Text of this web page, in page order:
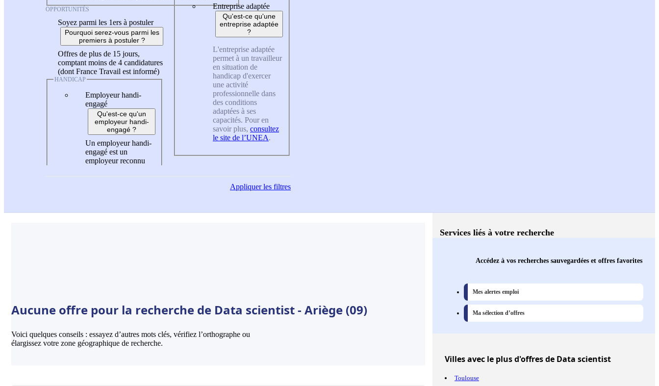
OPPORTUNITÉS
Soyez parmi les 1ers à postuler
Pourquoi serez-vous parmi les
premiers à postuler ?
Offres de plus de 15 jours,
comptant moins de 4 candidatures
(dont France Travail est informé)
HANDICAP
Employeur handi-
engagé
Qu'est-ce qu'un
employeur handi-
engagé ?
Un employeur handi-
engagé est un
employeur reconnu
Entreprise adaptée
Qu'est-ce qu'une
entreprise adaptée
?
L'entreprise adaptée
permet à un travailleur
en situation de
handicap d'exercer
une activité
professionnelle dans
des conditions
adaptées à ses
capacités. Pour en
savoir plus, consultez
le site de l’UNEA.
Appliquerles filtres
Aucune offre pour la recherche de Data scientist - Ariège (09)
Voici quelques conseils : essayez d’autres mots clés, vérifiez l’orthographe ou
élargissez votre zone géographique de recherche.
Services liés à votre recherche
Accédez à vos recherches sauvegardées et offres favorites
Mes alertes emploi
Ma sélection d’offres
Villesavec le plus d'offres de Data scientist
Toulouse